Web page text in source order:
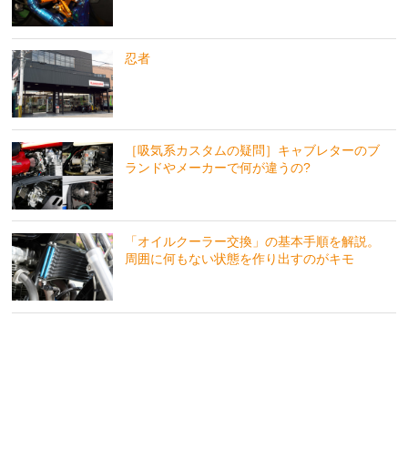
忍者
［吸気系カスタムの疑問］キャブレターのブ
ランドやメーカーで何が違うの?
「オイルクーラー交換」の基本手順を解説。
周囲に何もない状態を作り出すのがキモ